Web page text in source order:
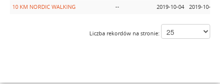
10 KM NORDIC WALKING -- 2019-10-04 2019-10-04
Liczba rekordów na stronie: